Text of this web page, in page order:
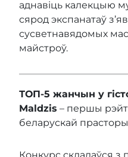
аднавіць калекцыю
сярод экспанатаў
сусветнавядомых
майстроў.
ТОП-5 жанчын у
Maldzis – першы
беларускай